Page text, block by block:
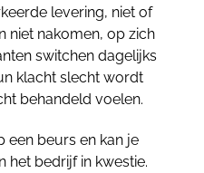
levering, niet of
niet nakomen, op zich
switchen dagelijks
klacht slecht wordt
behandeld voelen.
beurs en kan je
het bedrijf in kwestie.